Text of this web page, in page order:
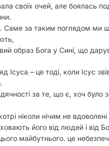
своїх очей, але боялась
за таким поглядом ми
образ Бога у Сині, що
– це тоді, коли Ісус
за те, що є, хоч було
ніколи нічим не вдоволені
його від людей і від
майбутнього. це